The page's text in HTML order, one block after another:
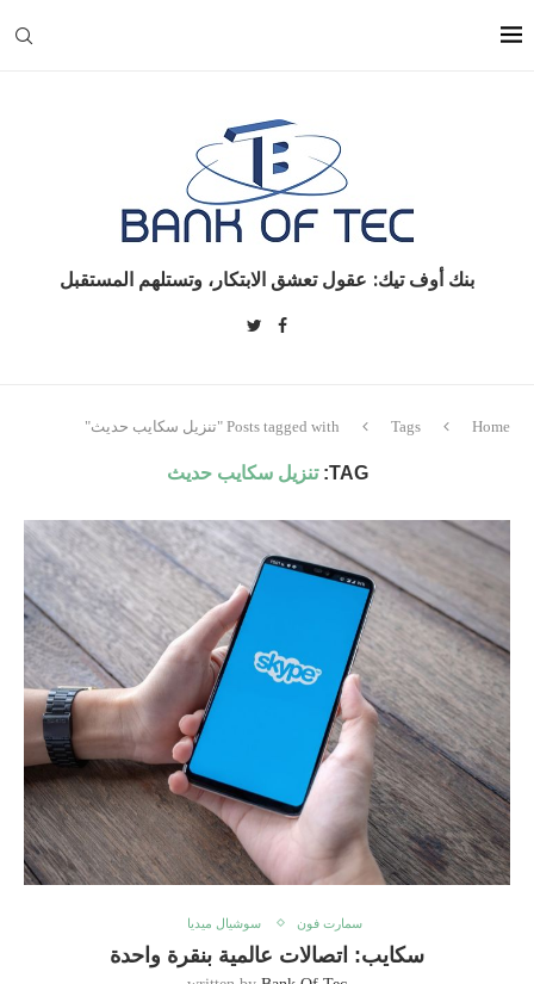
بنك أوف تيك: عقول تعشق الابتكار، وتستلهم المستقبل
Home
Tags Posts tagged with "تنزيل سكايب حديث"
TAG: تنزيل سكايب حديث
سمارت فون سوشيال ميديا
سكايب: اتصالات عالمية بنقرة واحدة